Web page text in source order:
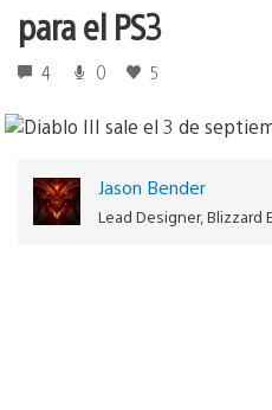
para el PS3
4 0 5
Jason Bender
Lead Designer, Blizzard